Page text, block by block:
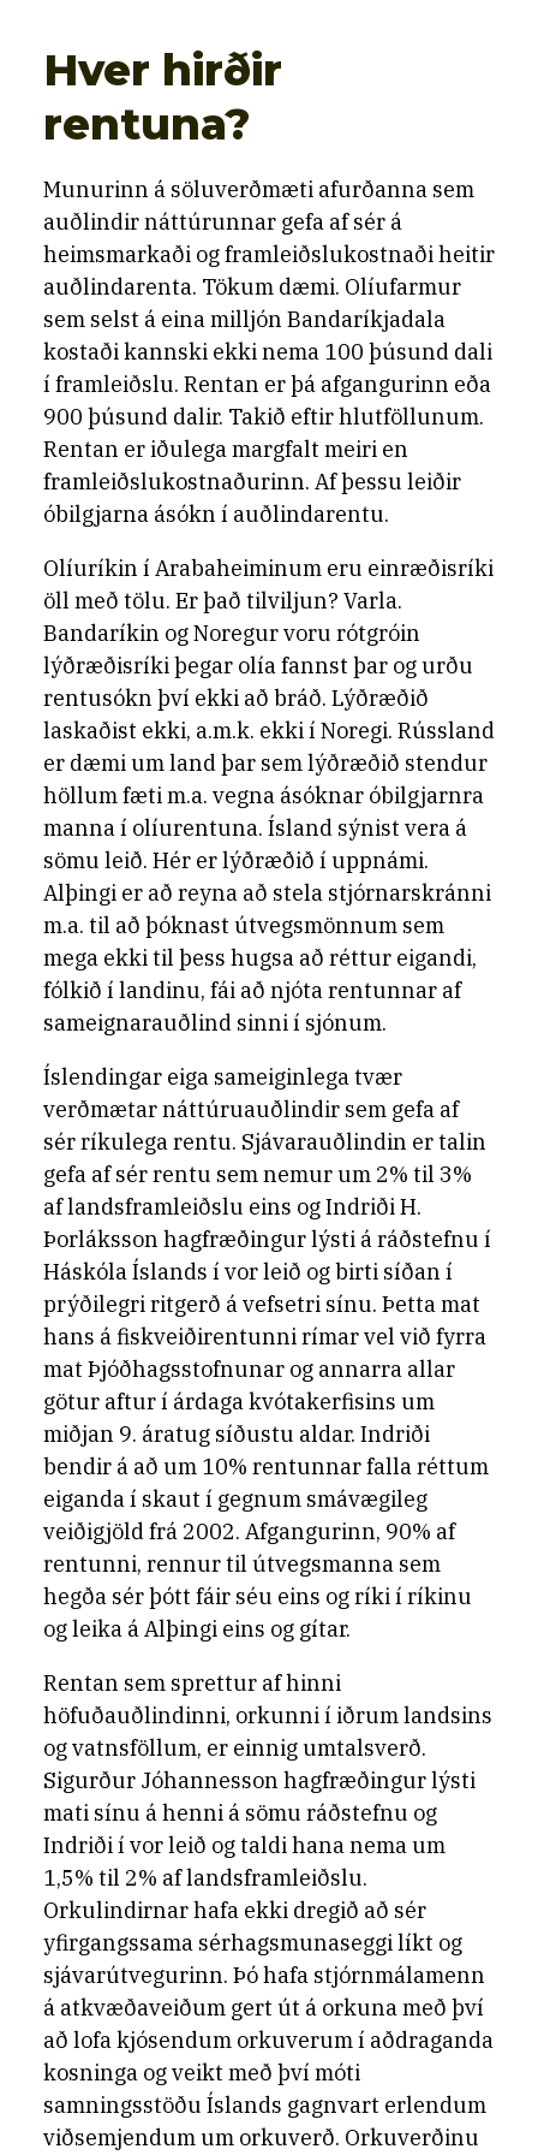
Hver hirðir
rentuna?
Munurinn á söluverðmæti afurðanna sem
auðlindir náttúrunnar gefa af sér á
heimsmarkaði og framleiðslukostnaði heitir
auðlindarenta. Tökum dæmi. Olíufarmur
sem selst á eina milljón Bandaríkjadala
kostaði kannski ekki nema 100 þúsund dali
í framleiðslu. Rentan er þá afgangurinn eða
900 þúsund dalir. Takið eftir hlutföllunum.
Rentan er iðulega margfalt meiri en
framleiðslukostnaðurinn. Af þessu leiðir
óbilgjarna ásókn í auðlindarentu.
Olíuríkin í Arabaheiminum eru einræðisríki
öll með tölu. Er það tilviljun? Varla.
Bandaríkin og Noregur voru rótgróin
lýðræðisríki þegar olía fannst þar og urðu
rentusókn því ekki að bráð. Lýðræðið
laskaðist ekki, a.m.k. ekki í Noregi. Rússland
er dæmi um land þar sem lýðræðið stendur
höllum fæti m.a. vegna ásóknar óbilgjarnra
manna í olíurentuna. Ísland sýnist vera á
sömu leið. Hér er lýðræðið í uppnámi.
Alþingi er að reyna að stela stjórnarskránni
m.a. til að þóknast útvegsmönnum sem
mega ekki til þess hugsa að réttur eigandi,
fólkið í landinu, fái að njóta rentunnar af
sameignarauðlind sinni í sjónum.
Íslendingar eiga sameiginlega tvær
verðmætar náttúruauðlindir sem gefa af
sér ríkulega rentu. Sjávarauðlindin er talin
gefa af sér rentu sem nemur um 2% til 3%
af landsframleiðslu eins og Indriði H.
Þorláksson hagfræðingur lýsti á ráðstefnu í
Háskóla Íslands í vor leið og birti síðan í
prýðilegri ritgerð á vefsetri sínu. Þetta mat
hans á fiskveiðirentunni rímar vel við fyrra
mat Þjóðhagsstofnunar og annarra allar
götur aftur í árdaga kvótakerfisins um
miðjan 9. áratug síðustu aldar. Indriði
bendir á að um 10% rentunnar falla réttum
eiganda í skaut í gegnum smávægileg
veiðigjöld frá 2002. Afgangurinn, 90% af
rentunni, rennur til útvegsmanna sem
hegða sér þótt fáir séu eins og ríki í ríkinu
og leika á Alþingi eins og gítar.
Rentan sem sprettur af hinni
höfuðauðlindinni, orkunni í iðrum landsins
og vatnsföllum, er einnig umtalsverð.
Sigurður Jóhannesson hagfræðingur lýsti
mati sínu á henni á sömu ráðstefnu og
Indriði í vor leið og taldi hana nema um
1,5% til 2% af landsframleiðslu.
Orkulindirnar hafa ekki dregið að sér
yfirgangssama sérhagsmunaseggi líkt og
sjávarútvegurinn. Þó hafa stjórnmálamenn
á atkvæðaveiðum gert út á orkuna með því
að lofa kjósendum orkuverum í aðdraganda
kosninga og veikt með því móti
samningsstöðu Íslands gagnvart erlendum
viðsemjendum um orkuverð. Orkuverðinu